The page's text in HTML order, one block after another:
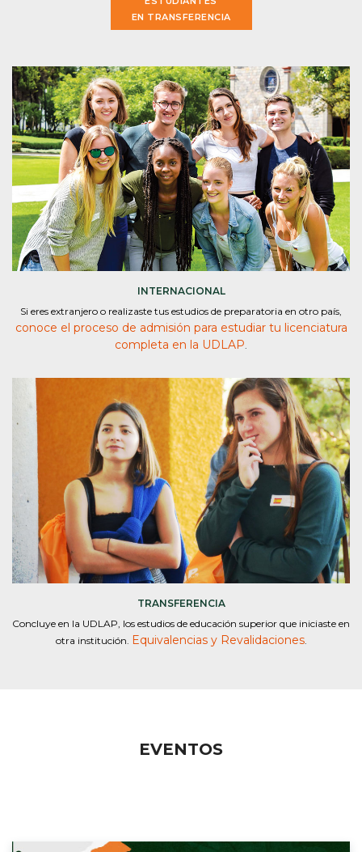
EN TRANSFERENCIA
INTERNACIONAL
Si eres extranjero o realizaste tus estudios de preparatoria en otro país,
conoce el proceso de admisión para estudiar tu licenciatura
completa en la UDLAP.
TRANSFERENCIA
Concluye en la UDLAP, los estudios de educación superior que iniciaste en
otra institución. Equivalencias y Revalidaciones.
EVENTOS